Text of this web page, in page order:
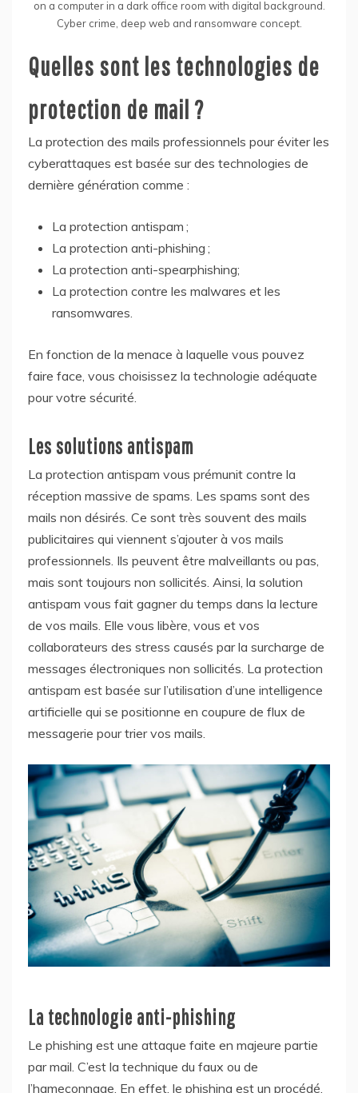
on a computer in a dark office room with digital background.
Cyber crime, deep web and ransomware concept.
Quelles sont les technologies de
protection de mail ?
La protection des mails professionnels pour éviter les
cyberattaques est basée sur des technologies de
dernière génération comme :
La protection antispam ;
La protection anti-phishing ;
La protection anti-spearphishing;
La protection contre les malwares et les
ransomwares.
En fonction de la menace à laquelle vous pouvez
faire face, vous choisissez la technologie adéquate
pour votre sécurité.
Les solutions antispam
La protection antispam vous prémunit contre la
réception massive de spams. Les spams sont des
mails non désirés. Ce sont très souvent des mails
publicitaires qui viennent s’ajouter à vos mails
professionnels. Ils peuvent être malveillants ou pas,
mais sont toujours non sollicités. Ainsi, la solution
antispam vous fait gagner du temps dans la lecture
de vos mails. Elle vous libère, vous et vos
collaborateurs des stress causés par la surcharge de
messages électroniques non sollicités. La protection
antispam est basée sur l’utilisation d’une intelligence
artificielle qui se positionne en coupure de flux de
messagerie pour trier vos mails.
La technologie anti-phishing
Le phishing est une attaque faite en majeure partie
par mail. C’est la technique du faux ou de
l’hameçonnage. En effet, le phishing est un procédé,